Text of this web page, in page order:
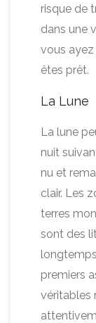
risque de
dans une
vous ayez
êtes prêt.
La Lune
La lune
nuit
nu et
clair. Les
terres
sont des
premiers
véritables